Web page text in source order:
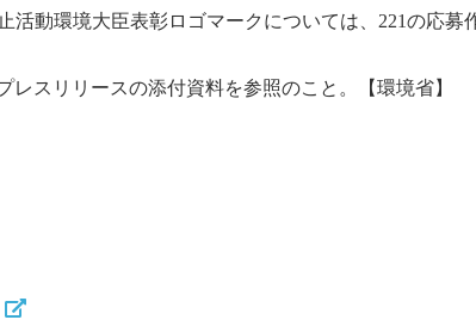
活動環境大臣表彰ロゴマークについては、221の応
スリリースの添付資料を参照のこと。【環境省】